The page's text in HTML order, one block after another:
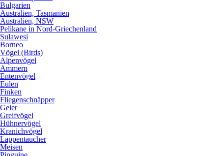
Bulgarien
Australien, Tasmanien
Australien, NSW
Pelikane in Nord-Griechenland
Sulawesi
Borneo
Vögel (Birds)
Alpenvögel
Ammern
Entenvögel
Eulen
Finken
Fliegenschnäpper
Geier
Greifvögel
Hühnervögel
Kranichvögel
Lappentaucher
Meisen